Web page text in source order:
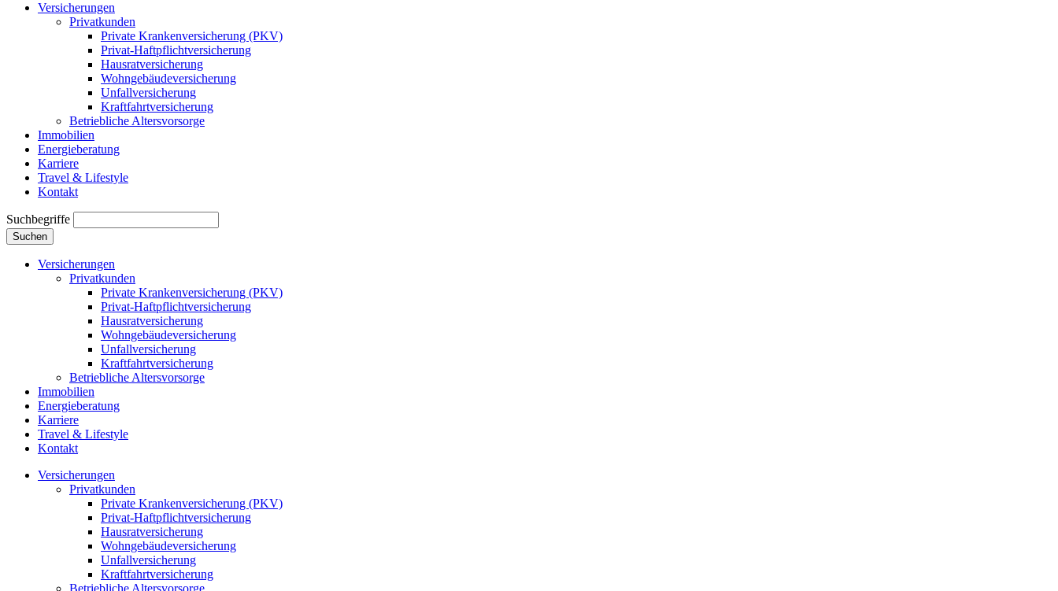
Versicherungen
Privatkunden
Private Krankenversicherung (PKV)
Privat-Haftpflichtversicherung
Hausratversicherung
Wohngebäudeversicherung
Unfallversicherung
Kraftfahrtversicherung
Betriebliche Altersvorsorge
Immobilien
Energieberatung
Karriere
Travel & Lifestyle
Kontakt
Suchbegriffe
Suchen
Versicherungen
Privatkunden
Private Krankenversicherung (PKV)
Privat-Haftpflichtversicherung
Hausratversicherung
Wohngebäudeversicherung
Unfallversicherung
Kraftfahrtversicherung
Betriebliche Altersvorsorge
Immobilien
Energieberatung
Karriere
Travel & Lifestyle
Kontakt
Versicherungen
Privatkunden
Private Krankenversicherung (PKV)
Privat-Haftpflichtversicherung
Hausratversicherung
Wohngebäudeversicherung
Unfallversicherung
Kraftfahrtversicherung